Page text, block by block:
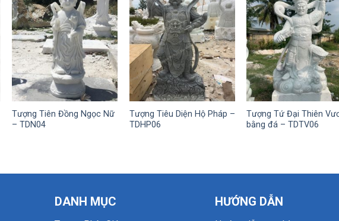
Tượng Tiên Đồng Ngọc Nữ
– TDN04
Tượng Tiêu Diện Hộ Pháp –
TDHP06
Tượng Tứ Đại Thiên
bằng đá – TDTV06
DANH MỤC HƯỚNG DẪN